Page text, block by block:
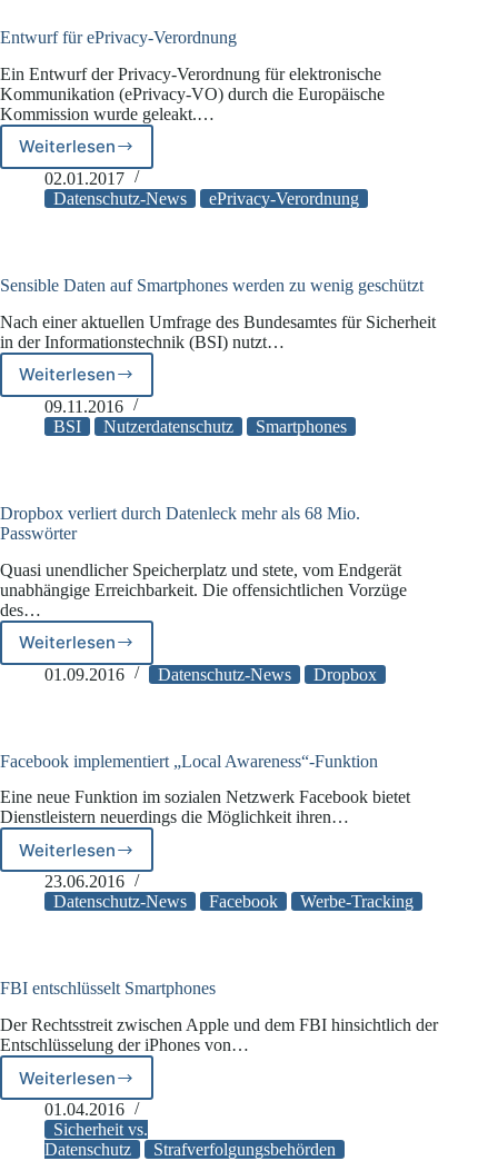
Entwurf für ePrivacy-Verordnung
Ein Entwurf der Privacy-Verordnung für elektronische
Kommunikation (ePrivacy-VO) durch die Europäische
Kommission wurde geleakt.…
Weiterlesen
Entwurf
für
ePrivacy-
02.01.2017
Datenschutz-News
ePrivacy-Verordnung
Sensible Daten auf Smartphones werden zu wenig geschützt
Nach einer aktuellen Umfrage des Bundesamtes für Sicherheit
in der Informationstechnik (BSI) nutzt…
Weiterlesen
Sensible
Daten
auf
wenig
geschützt
09.11.2016
BSI
Nutzerdatenschutz Smartphones
Dropbox verliert durch Datenleck mehr als 68 Mio.
Passwörter
Quasi unendlicher Speicherplatz und stete, vom Endgerät
unabhängige Erreichbarkeit. Die offensichtlichen Vorzüge
des…
Weiterlesen
Dropbox
verliert
als
68
Mio.
Passwörter
01.09.2016 Datenschutz-News Dropbox
Facebook implementiert „Local Awareness“-Funktion
Eine neue Funktion im sozialen Netzwerk Facebook bietet
Dienstleistern neuerdings die Möglichkeit ihren…
Weiterlesen
Facebook
implementiert
„Local
23.06.2016
Datenschutz-News
Facebook Werbe-Tracking
FBI entschlüsselt Smartphones
Der Rechtsstreit zwischen Apple und dem FBI hinsichtlich der
Entschlüsselung der iPhones von…
Weiterlesen
FBI
entschlüsselt
Smartphones
01.04.2016
Sicherheit vs.
Datenschutz
Strafverfolgungsbehörden